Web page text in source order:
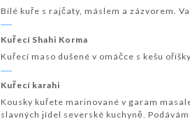
Bílé kuře s rajčaty, máslem a zázvorem.
Kuřecí Shahi Korma
Kuřecí maso dušené v omáčce s kešu
Kuřecí karahi
Kousky kuřete marinované v garam
slavných jídel severské kuchyně.